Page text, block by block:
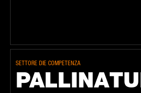
SETTORE DIE COMPETENZA